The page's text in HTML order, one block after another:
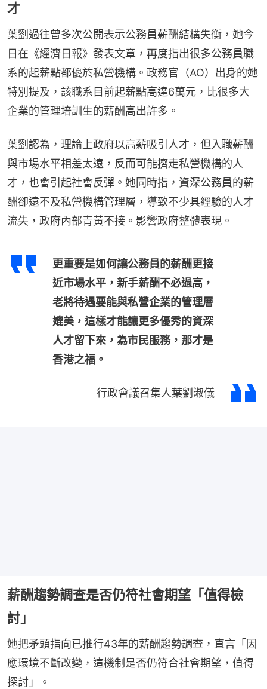
才
葉劉過往曾多次公開表示公務員薪酬結構失衡，她今
日在《經濟日報》發表文章，再度指出很多公務員職
系的起薪點都優於私營機構。政務官（AO）出身的她
特別提及，該職系目前起薪點高達6萬元，比很多大
企業的管理培訓生的薪酬高出許多。
葉劉認為，理論上政府以高薪吸引人才，但入職薪酬
與市場水平相差太遠，反而可能擠走私營機構的人
才，也會引起社會反彈。她同時指，資深公務員的薪
酬卻遠不及私營機構管理層，導致不少具經驗的人才
流失，政府內部青黃不接。影響政府整體表現。
更重要是如何讓公務員的薪酬更接
近市場水平，新手薪酬不必過高，
老將待遇要能與私營企業的管理層
媲美，這樣才能讓更多優秀的資深
人才留下來，為市民服務，那才是
香港之福。
行政會議召集人葉劉淑儀
薪酬趨勢調查是否仍符社會期望「值得檢
討」
她把矛頭指向已推行43年的薪酬趨勢調查，直言「因
應環境不斷改變，這機制是否仍符合社會期望，值得
探討」。